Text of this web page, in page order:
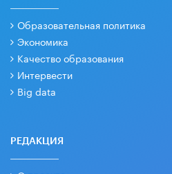
Образовательная политика
Экономика
Качество образования
Интервести
Big data
РЕДАКЦИЯ